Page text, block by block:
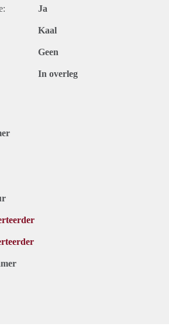
Ja
Kaal
Geen
In overleg